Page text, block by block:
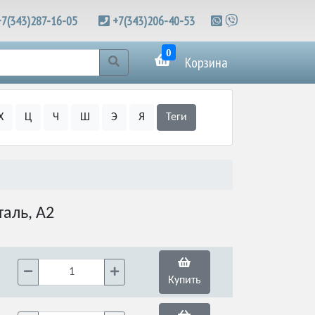
16-05 +7(343)206-40-53
0
Корзина
Ц Ч Ш Э Я Теги
А2
Купить